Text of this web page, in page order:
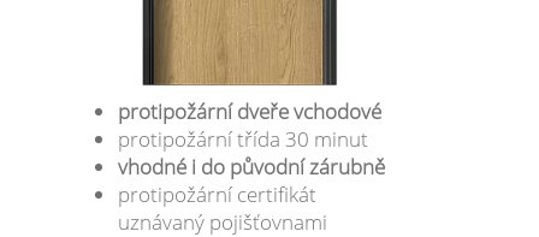
protipožární dveře vchodové
protipožární třída 30 minut
vhodné i do původní zárubně
protipožární certifikát
uznávaný pojišťovnami